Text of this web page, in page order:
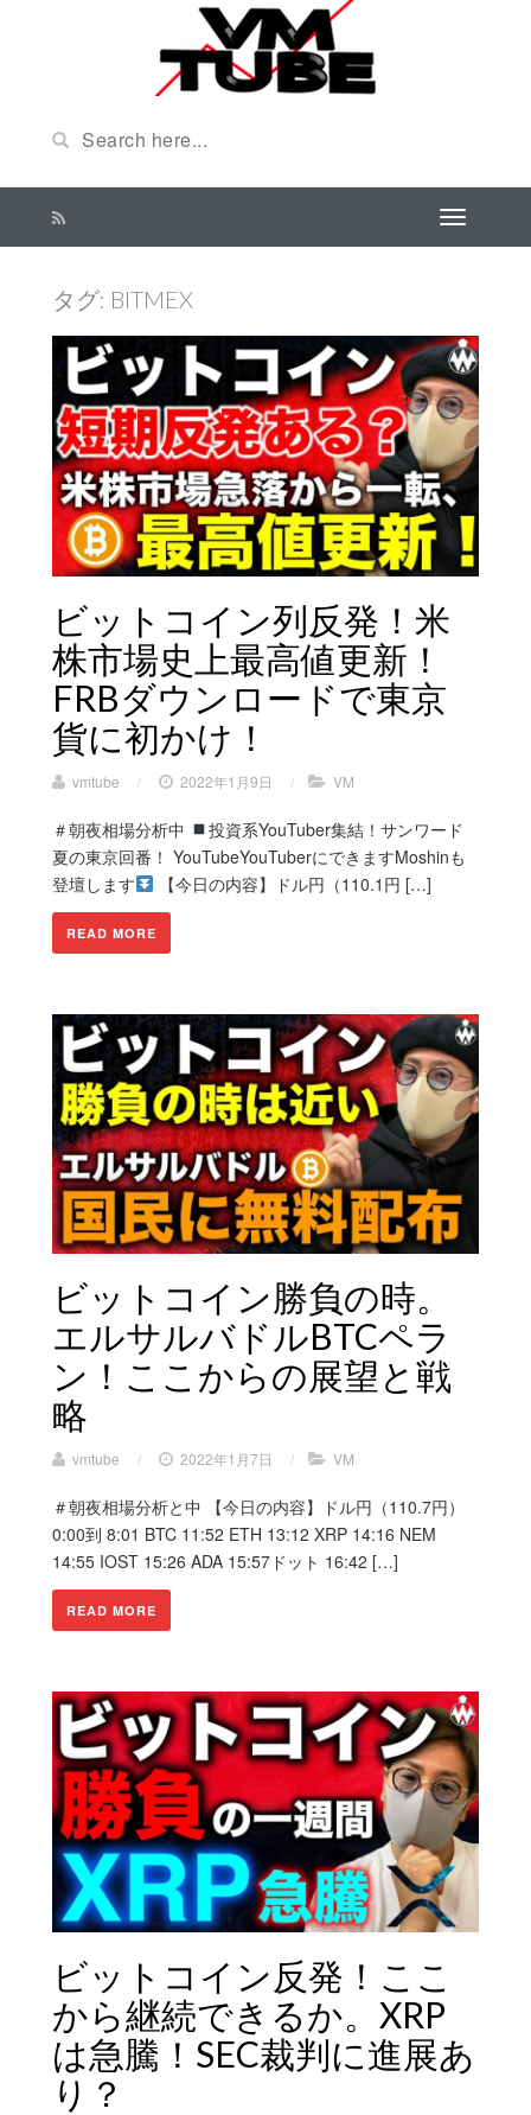
タグ: BITMEX
ビットコイン列反発！米
株市場史上最高値更新！
FRBダウンロードで東京
貨に初かけ！
vmtube / 2022年1月9日 / VM
＃朝夜相場分析中
投資系YouTuber集結！サンワード
夏の東京回番！ YouTubeYouTuberにできますMoshinも
登壇します
【今日の内容】ドル円（110.1円 […]
READ MORE
ビットコイン勝負の時。
エルサルバドルBTCペラ
ン！ここからの展望と戦
略
vmtube / 2022年1月7日 / VM
＃朝夜相場分析と中 【今日の内容】ドル円（110.7円）
0:00到 8:01 BTC 11:52 ETH 13:12 XRP 14:16 NEM
14:55 IOST 15:26 ADA 15:57ドット 16:42 […]
READ MORE
ビットコイン反発！ここ
から継続できるか。XRP
は急騰！SEC裁判に進展あ
り？